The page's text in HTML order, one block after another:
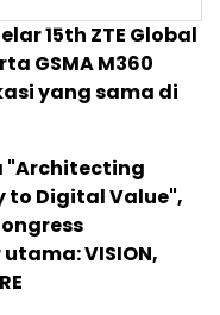
15th ZTE Global
GSMA M360
yang sama di
"Architecting
to Digital Value",
VISION,